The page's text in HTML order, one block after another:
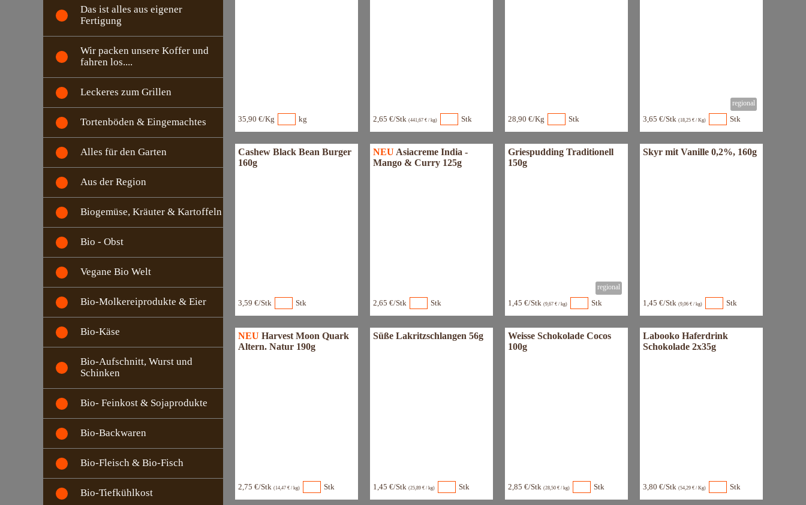
Das ist alles aus eigener
Fertigung
Wir packen unsere Koffer und
fahren los....
Leckeres zum Grillen
Tortenböden & Eingemachtes
Alles für den Garten
Aus der Region
Biogemüse, Kräuter & Kartoffeln
Bio - Obst
Vegane Bio Welt
Bio-Molkereiprodukte & Eier
Bio-Käse
Bio-Aufschnitt, Wurst und
Schinken
Bio- Feinkost & Sojaprodukte
Bio-Backwaren
Bio-Fleisch & Bio-Fisch
Bio-Tiefkühlkost
35,90 €/Kg kg 2,65 €/Stk (441,67 € / kg) Stk 28,90 €/Kg Stk 3,65 €/Stk (18,25 € / Kg) Stk
Cashew Black Bean Burger
160g
3,59 €/Stk Stk
NEU Asiacreme India -
Mango & Curry 125g
2,65 €/Stk Stk
Griespudding Traditionell
150g
1,45 €/Stk (9,67 € / kg) Stk
Skyr mit Vanille 0,2%, 160g
1,45 €/Stk (9,06 € / kg) Stk
NEU Harvest Moon Quark
Altern. Natur 190g
2,75 €/Stk (14,47 € / kg) Stk
Süße Lakritzschlangen 56g
1,45 €/Stk (25,89 € / kg) Stk
Weisse Schokolade Cocos
100g
2,85 €/Stk (28,50 € / kg) Stk
Labooko Haferdrink
Schokolade 2x35g
3,80 €/Stk (54,29 € / Kg) Stk